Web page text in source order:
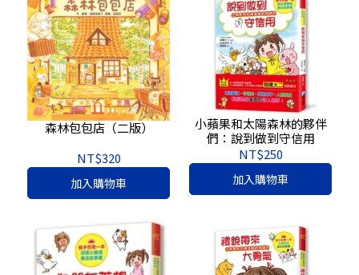
森林包包店（二版）
NT$320
加入購物車
小蘋果和太陽森林的夥伴
們：說到做到守信用
NT$250
加入購物車